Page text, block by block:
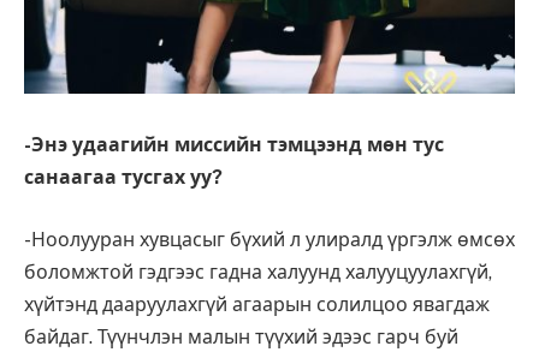
-Энэ удаагийн миссийн тэмцээнд мөн тус
санаагаа тусгах уу?
-Ноолууран хувцасыг бүхий л улиралд үргэлж өмсөх
боломжтой гэдгээс гадна халуунд халууцуулахгүй,
хүйтэнд дааруулахгүй агаарын солилцоо явагдаж
байдаг. Түүнчлэн малын түүхий эдээс гарч буй